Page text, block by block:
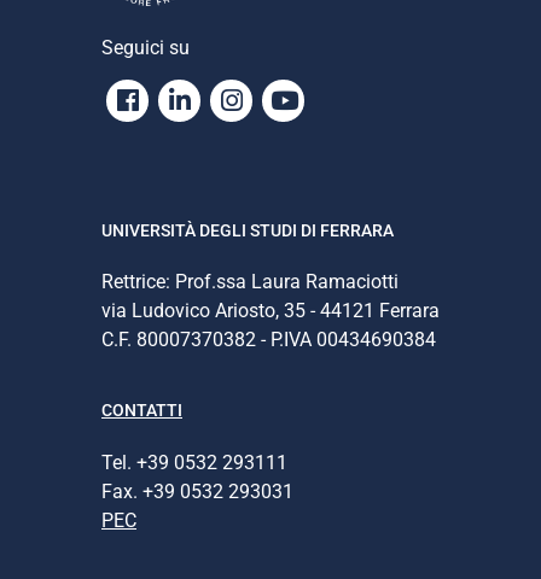
Seguici su
Facebook
LinkedinInstagram
Youtube
UNIVERSITÀ DEGLI STUDI DI FERRARA
Rettrice: Prof.ssa Laura Ramaciotti
via Ludovico Ariosto, 35 - 44121 Ferrara
C.F. 80007370382 - P.IVA 00434690384
CONTATTI
Tel. +39 0532 293111
Fax. +39 0532 293031
PEC